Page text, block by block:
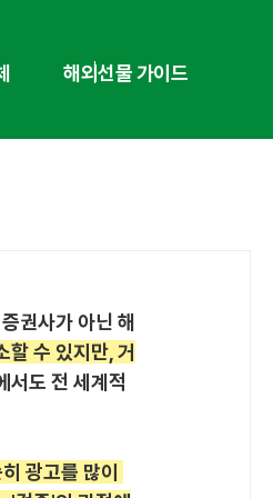
해외선물 가이드
권사가 아닌 해
할 수 있지만, 거
서도 전 세계적
광고를 많이